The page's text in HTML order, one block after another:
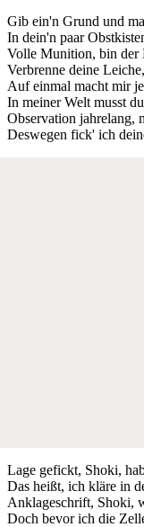
Gib ein'n Grund und
In dein'n paar
Volle Munition, bin der
Verbrenne deine
Auf einmal macht mir
In meiner Welt musst
Observation jahrelang,
Deswegen fick' ich
Lage gefickt, Shoki,
Das heißt, ich kläre in
Anklageschrift, Shoki,
Doch bevor ich die